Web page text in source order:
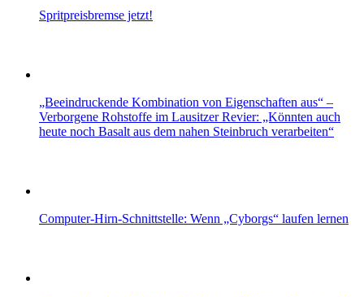
Spritpreisbremse jetzt!
„Beeindruckende Kombination von Eigenschaften aus“ –
Verborgene Rohstoffe im Lausitzer Revier: „Könnten auch
heute noch Basalt aus dem nahen Steinbruch verarbeiten“
Computer-Hirn-Schnittstelle: Wenn „Cyborgs“ laufen lernen